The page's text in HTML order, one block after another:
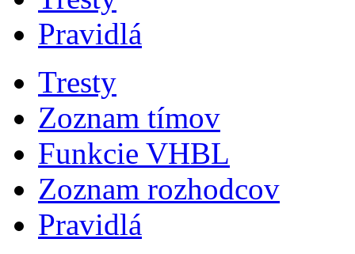
Pravidlá
Tresty
Zoznam tímov
Funkcie VHBL
Zoznam rozhodcov
Pravidlá